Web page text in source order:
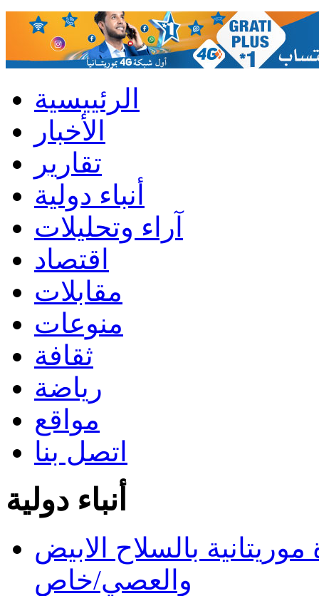
الرئييسية
الأخبار
تقارير
أنباء دولية
آراء وتحليلات
اقتصاد
مقابلات
منوعات
ثقافة
رياضة
مواقع
اتصل بنا
أنباء دولية
بالسلاح الابيض
والعصي/خاص